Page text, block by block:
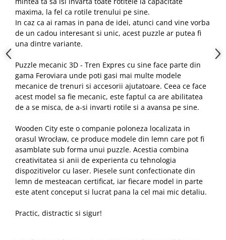
maxima, la fel ca rotile trenului pe sine.
In caz ca ai ramas in pana de idei, atunci cand vine vorba
de un cadou interesant si unic, acest puzzle ar putea fi
una dintre variante.
Puzzle mecanic 3D - Tren Expres cu sine face parte din
gama Feroviara unde poti gasi mai multe modele
mecanice de trenuri si accesorii ajutatoare. Ceea ce face
acest model sa fie mecanic, este faptul ca are abilitatea
de a se misca, de a-si invarti rotile si a avansa pe sine.
Wooden City este o companie poloneza localizata in
orasul Wrocław, ce produce modele din lemn care pot fi
asamblate sub forma unui puzzle. Acestia combina
creativitatea si anii de experienta cu tehnologia
dispozitivelor cu laser. Piesele sunt confectionate din
lemn de mesteacan certificat, iar fiecare model in parte
este atent conceput si lucrat pana la cel mai mic detaliu.
Practic, distractic si sigur!